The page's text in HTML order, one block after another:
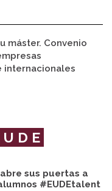
máster. Convenio
internacionales
abre sus puertas a
#EUDEtalent